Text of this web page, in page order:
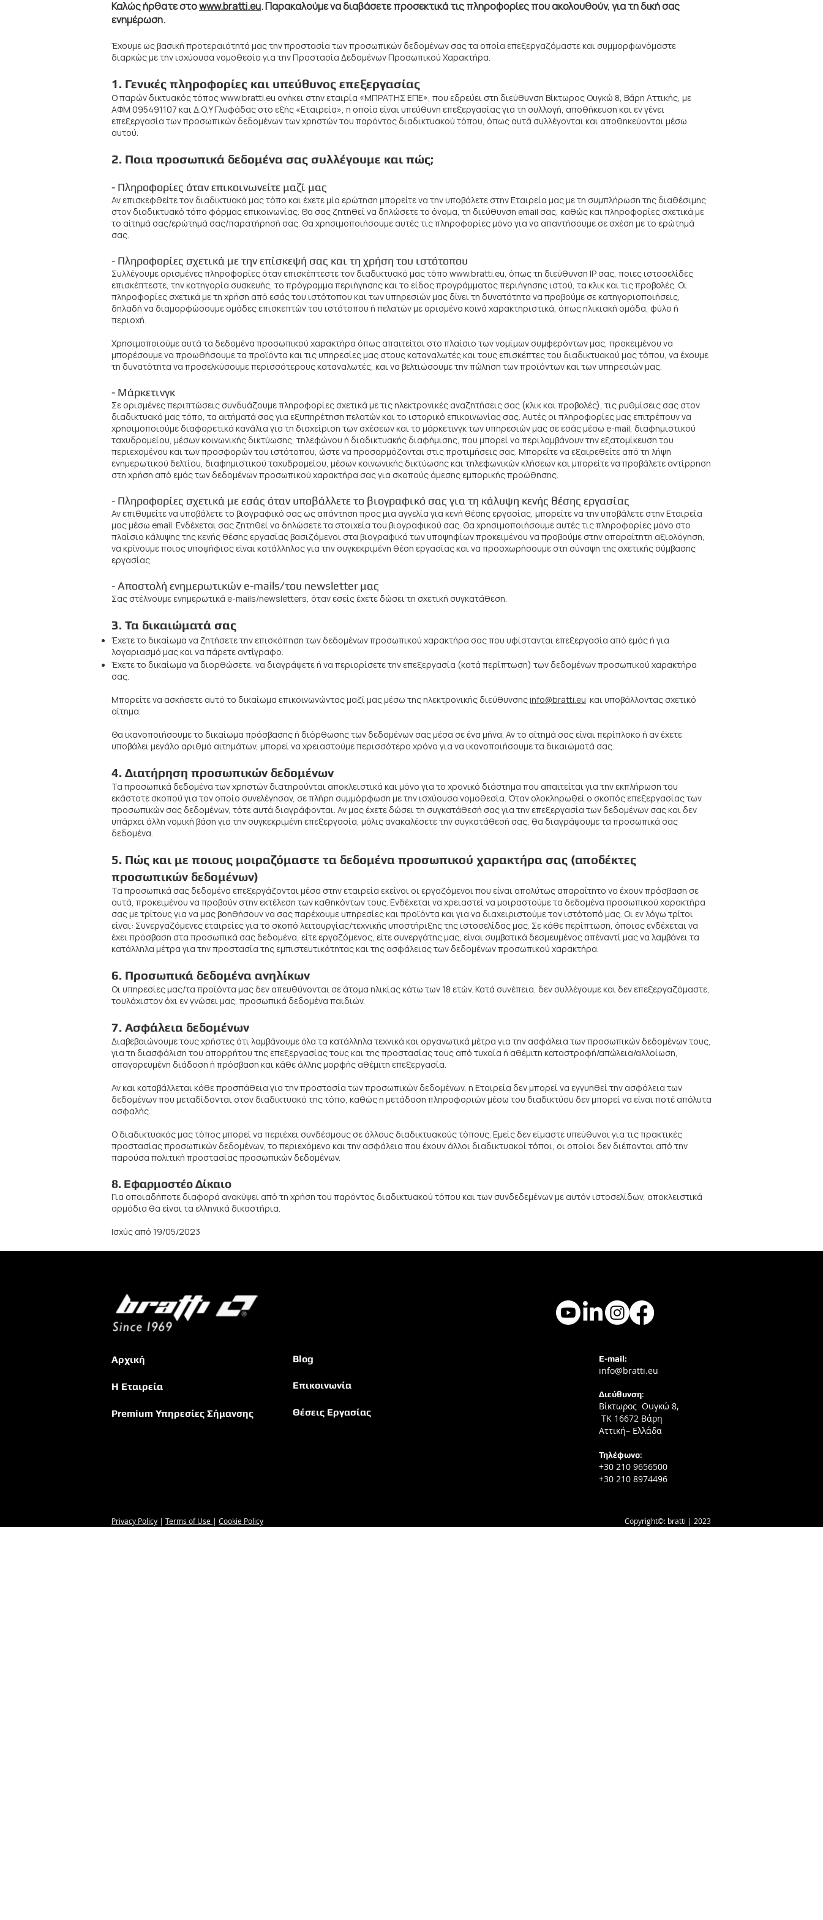
Καλώς ήρθατε στοwww.bratti.eu. Παρακαλούμε να διαβάσετε προσεκτικά τις πληροφορίες που ακολουθούν, για τη δική σας
ενημέρωση.
Έχουμε ως βασική προτεραιότητά μας την προστασία των προσωπικών δεδομένων σας τα οποία επεξεργαζόμαστε και συμμορφωνόμαστε
διαρκώς με την ισχύουσα νομοθεσία για την Προστασία Δεδομένων Προσωπικού Χαρακτήρα.
1. Γενικές πληροφορίες και υπεύθυνος επεξεργασίας
Ο παρών δικτυακός τόποςwww.bratti.eu ανήκει στην εταιρία «ΜΠΡΑΤΗΣ ΕΠΕ», που εδρεύει στη διεύθυνση Βίκτωρος Ουγκώ 8, Βάρη Αττικής, με
ΑΦΜ 095491107 και Δ.Ο.Υ Γλυφάδας στο εξής «Εταιρεία», η οποία είναι υπεύθυνη επεξεργασίας για τη συλλογή, αποθήκευση και εν γένει
επεξεργασία των προσωπικών δεδομένων των χρηστών του παρόντος διαδικτυακού τόπου, όπως αυτά συλλέγονται και αποθηκεύονται μέσω
αυτού.
2. Ποια προσωπικά δεδομένα σας συλλέγουμε και πώς;
- Πληροφορίες όταν επικοινωνείτε μαζί μας
Αν επισκεφθείτε τον διαδικτυακό μας τόπο και έχετε μία ερώτηση μπορείτε να την υποβάλετε στην Εταιρεία μας με τη συμπλήρωση της διαθέσιμης
στον διαδικτυακό τόπο φόρμας επικοινωνίας. Θα σας ζητηθεί να δηλώσετε το όνομα, τη διεύθυνση email σας, καθώς και πληροφορίες σχετικά με
το αίτημά σας/ερώτημά σας/παρατήρησή σας. Θα χρησιμοποιήσουμε αυτές τις πληροφορίες μόνο για να απαντήσουμε σε σχέση με το ερώτημά
σας.
- Πληροφορίες σχετικά με την επίσκεψή σας και τη χρήση του ιστότοπου​
Συλλέγουμε ορισμένες πληροφορίες όταν επισκέπτεστε τον διαδικτυακό μας τόπο www.bratti.eu, όπως τη διεύθυνση IP σας, ποιες ιστοσελίδες
επισκέπτεστε, την κατηγορία συσκευής, το πρόγραμμα περιήγησης και το είδος προγράμματος περιήγησης ιστού, τα κλικ και τις προβολές. Οι
πληροφορίες σχετικά με τη χρήση από εσάς του ιστότοπου και των υπηρεσιών μας δίνει τη δυνατότητα να προβούμε σε κατηγοριοποιήσεις,
δηλαδή να διαμορφώσουμε ομάδες επισκεπτών του ιστότοπου ή πελατών με ορισμένα κοινά χαρακτηριστικά, όπως ηλικιακή ομάδα, φύλο ή
περιοχή.
Χρησιμοποιούμε αυτά τα δεδομένα προσωπικού χαρακτήρα όπως απαιτείται στο πλαίσιο των νομίμων συμφερόντων μας, προκειμένου να
μπορέσουμε να προωθήσουμε τα προϊόντα και τις υπηρεσίες μας στους καταναλωτές και τους επισκέπτες του διαδικτυακού μας τόπου, να έχουμε
τη δυνατότητα να προσελκύσουμε περισσότερους καταναλωτές, και να βελτιώσουμε την πώληση των προϊόντων και των υπηρεσιών μας.
- Μάρκετινγκ
Σε ορισμένες περιπτώσεις συνδυάζουμε πληροφορίες σχετικά με τις ηλεκτρονικές αναζητήσεις σας (κλικ και προβολές), τις ρυθμίσεις σας στον
διαδικτυακό μας τόπο, τα αιτήματά σας για εξυπηρέτηση πελατών και το ιστορικό επικοινωνίας σας. Αυτές οι πληροφορίες μας επιτρέπουν να
χρησιμοποιούμε διαφορετικά κανάλια για τη διαχείριση των σχέσεων και το μάρκετινγκ των υπηρεσιών μας σε εσάς μέσω e-mail, διαφημιστικού
ταχυδρομείου, μέσων κοινωνικής δικτύωσης, τηλεφώνου ή διαδικτυακής διαφήμισης, που μπορεί να περιλαμβάνουν την εξατομίκευση του
περιεχομένου και των προσφορών του ιστότοπου, ώστε να προσαρμόζονται στις προτιμήσεις σας. Μπορείτε να εξαιρεθείτε από τη λήψη
ενημερωτικού δελτίου, διαφημιστικού ταχυδρομείου, μέσων κοινωνικής δικτύωσης και τηλεφωνικών κλήσεων και μπορείτε να προβάλετε αντίρρηση
στη χρήση από εμάς των δεδομένων προσωπικού χαρακτήρα σας για σκοπούς άμεσης εμπορικής προώθησης.
- Πληροφορίες σχετικά με εσάς όταν υποβάλλετε το βιογραφικό σας για τη κάλυψη κενής θέσης εργασίας
Αν επιθυμείτε να υποβάλετε το βιογραφικό σας ως απάντηση προς μια αγγελία για κενή θέσης εργασίας, μπορείτε να την υποβάλετε στην Εταιρεία
μας μέσω email. Ενδέχεται σας ζητηθεί να δηλώσετε τα στοιχεία του βιογραφικού σας. Θα χρησιμοποιήσουμε αυτές τις πληροφορίες μόνο στο
πλαίσιο κάλυψης της κενής θέσης εργασίας βασιζόμενοι στα βιογραφικά των υποψηφίων προκειμένου να προβούμε στην απαραίτητη αξιολόγηση,
να κρίνουμε ποιος υποψήφιος είναι κατάλληλος για την συγκεκριμένη θέση εργασίας και να προσχωρήσουμε στη σύναψη της σχετικής σύμβασης
εργασίας.
- Αποστολή ενημερωτικών e-mails/του newsletter μας
Σας στέλνουμε ενημερωτικά e-mails/newsletters, όταν εσείς έχετε δώσει τη σχετική συγκατάθεση.
3. ​Τα δικαιώματά σας
Έχετε το δικαίωμα να ζητήσετε την επισκόπηση των δεδομένων προσωπικού χαρακτήρα σας που υφίστανται επεξεργασία από εμάς ή για
λογαριασμό μας και να πάρετε αντίγραφο.
Έχετε το δικαίωμα να διορθώσετε, να διαγράψετε ή να περιορίσετε την επεξεργασία (κατά περίπτωση) των δεδομένων προσωπικού χαρακτήρα
σας.
Μπορείτε να ασκήσετε αυτό το δικαίωμα επικοινωνώντας μαζί μας μέσω της ηλεκτρονικής διεύθυνσηςinfo@bratti.eu και υποβάλλοντας σχετικό
αίτημα.
Θα ικανοποιήσουμε το δικαίωμα πρόσβασης ή διόρθωσης των δεδομένων σας μέσα σε ένα μήνα. Αν το αίτημά σας είναι περίπλοκο ή αν έχετε
υποβάλει μεγάλο αριθμό αιτημάτων, μπορεί να χρειαστούμε περισσότερο χρόνο για να ικανοποιήσουμε τα δικαιώματά σας.
4. Διατήρηση προσωπικών δεδομένων
Τα προσωπικά δεδομένα των χρηστών διατηρούνται αποκλειστικά και μόνο για το χρονικό διάστημα που απαιτείται για την εκπλήρωση του
εκάστοτε σκοπού για τον οποίο συνελέγησαν, σε πλήρη συμμόρφωση με την ισχύουσα νομοθεσία. Όταν ολοκληρωθεί ο σκοπός επεξεργασίας των
προσωπικών σας δεδομένων, τότε αυτά διαγράφονται. Αν μας έχετε δώσει τη συγκατάθεσή σας για την επεξεργασία των δεδομένων σας και δεν
υπάρχει άλλη νομική βάση για την συγκεκριμένη επεξεργασία, μόλις ανακαλέσετε την συγκατάθεσή σας, θα διαγράψουμε τα προσωπικά σας
δεδομένα.
5. Πώς και με ποιους μοιραζόμαστε τα δεδομένα προσωπικού χαρακτήρα σας (αποδέκτες
προσωπικών δεδομένων)
Τα προσωπικά σας δεδομένα επεξεργάζονται μέσα στην εταιρεία εκείνοι οι εργαζόμενοι που είναι απολύτως απαραίτητο να έχουν πρόσβαση σε
αυτά, προκειμένου να προβούν στην εκτέλεση των καθηκόντων τους. Ενδέχεται να χρειαστεί να μοιραστούμε τα δεδομένα προσωπικού χαρακτήρα
σας με τρίτους για να μας βοηθήσουν να σας παρέχουμε υπηρεσίες και προϊόντα και για να διαχειριστούμε τον ιστότοπό μας. Οι εν λόγω τρίτοι
είναι: Συνεργαζόμενες εταιρείες για το σκοπό λειτουργίας/τεχνικής υποστήριξης της ιστοσελίδας μας. Σε κάθε περίπτωση, όποιος ενδέχεται να
έχει πρόσβαση στα προσωπικά σας δεδομένα, είτε εργαζόμενος, είτε συνεργάτης μας, είναι συμβατικά δεσμευμένος απέναντί μας να λαμβάνει τα
κατάλληλα μέτρα για την προστασία της εμπιστευτικότητας και της ασφάλειας των δεδομένων προσωπικού χαρακτήρα.
6. Προσωπικά δεδομένα ανηλίκων
Οι υπηρεσίες μας/τα προϊόντα μας δεν απευθύνονται σε άτομα ηλικίας κάτω των 18 ετών. Κατά συνέπεια, δεν συλλέγουμε και δεν επεξεργαζόμαστε,
τουλάχιστον όχι εν γνώσει μας, προσωπικά δεδομένα παιδιών.
7. Ασφάλεια δεδομένων
Διαβεβαιώνουμε τους χρήστες ότι λαμβάνουμε όλα τα κατάλληλα τεχνικά και οργανωτικά μέτρα για την ασφάλεια των προσωπικών δεδομένων τους,
για τη διασφάλιση του απορρήτου της επεξεργασίας τους και της προστασίας τους από τυχαία ή αθέμιτη καταστροφή/απώλεια/αλλοίωση,
απαγορευμένη διάδοση ή πρόσβαση και κάθε άλλης μορφής αθέμιτη επεξεργασία.
Αν και καταβάλλεται κάθε προσπάθεια για την προστασία των προσωπικών δεδομένων, η Εταιρεία δεν μπορεί να εγγυηθεί την ασφάλεια των
δεδομένων που μεταδίδονται στον διαδικτυακό της τόπο, καθώς η μετάδοση πληροφοριών μέσω του διαδικτύου δεν μπορεί να είναι ποτέ απόλυτα
ασφαλής.
Ο διαδικτυακός μας τόπος μπορεί να περιέχει συνδέσμους σε άλλους διαδικτυακούς τόπους. Εμείς δεν είμαστε υπεύθυνοι για τις πρακτικές
προστασίας προσωπικών δεδομένων, το περιεχόμενο και την ασφάλεια που έχουν άλλοι διαδικτυακοί τόποι, οι οποίοι δεν διέπονται από την
παρούσα πολιτική προστασίας προσωπικών δεδομένων.
8. Εφαρμοστέο Δίκαιο
Για οποιαδήποτε διαφορά ανακύψει από τη χρήση του παρόντος διαδικτυακού τόπου και των συνδεδεμένων με αυτόν ιστοσελίδων, αποκλειστικά
αρμόδια θα είναι τα ελληνικά δικαστήρια.
Ισχύς από 19/05/2023
Αρχική
Η Εταιρεία
Premium Υπηρεσίες Σήμανσης
Blog
Επικοινωνία
Θέσεις Εργασίας
Privacy Policy | Terms of Use | Cookie Policy
E-mail:
info@bratti.eu
Διεύθυνση:
Βίκτωρος Ουγκώ 8,
ΤΚ 16672 Βάρη
Αττική– Ελλάδα
Τηλέφωνο:
+30 210 9656500
+30 210 8974496
Copyright©: bratti | 2023